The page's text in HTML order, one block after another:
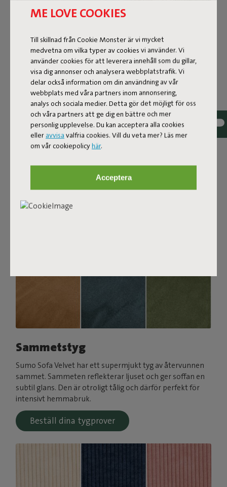
ME LOVE COOKIES
Till skillnad från Cookie Monster är vi mycket
medvetna om vilka typer av cookies vi använder. Vi
använder cookies för att leverera innehåll som du gillar,
visa dig annonser och analysera webbplatstrafik. Vi
delar också information om din användning av vår
webbplats med våra partners inom annonsering,
analys och sociala medier. Detta gör det möjligt för oss
och våra partners att ge dig en bättre och mer
personlig upplevelse. Du kan acceptera alla cookies
eller avvisa valfria cookies. Vill du veta mer? Läs mer
om vår cookiepolicyhär.
Acceptera
Bouclé-tyg
Sumo Sofa Bouclé är tillverkad av återvunnen polyester
med en lyxig boucléstruktur. Tyget är superstarkt,
slitstarkt och vävt med garn i olika nyanser för en vacker
färgmelerad effekt. Mjukt och bekvämt att sjunka ner i,
men ändå tillräckligt fast för att ge bra sittkomfort. För
extra komfort kan du kombinera den med en Puff Pillow
Beställ dina tygprover
Sammetstyg
Sumo Sofa Velvet har ett supermjukt tyg av återvunnen
sammet. Sammeten reflekterar ljuset och ger soffan en
subtil glans. Den är otroligt tålig och därför perfekt för
intensivt hemmabruk.
Beställ dina tygprover